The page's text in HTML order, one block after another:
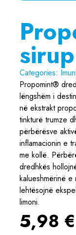
Categories:
Propomint®
lëngshëm i
në ekstrakt
tinkturë trumze
përbërësve
inflamacionin e
me kollë.
dredhkës
kalueshmërinë
lehtësojnë
limoni.
5,98 €